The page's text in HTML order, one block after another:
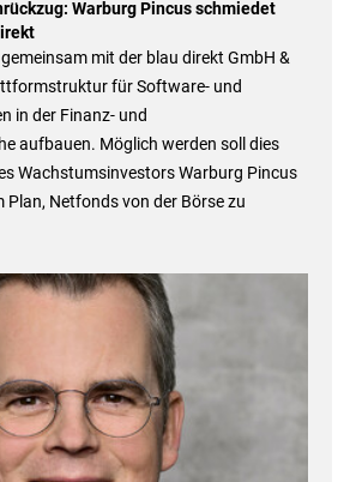
Warburg Pincus schmiedet
mit der blau direkt GmbH &
für Software- und
in der Finanz- und
aufbauen. Möglich werden soll dies
Wachstumsinvestors Warburg Pincus
Plan, Netfonds von der Börse zu